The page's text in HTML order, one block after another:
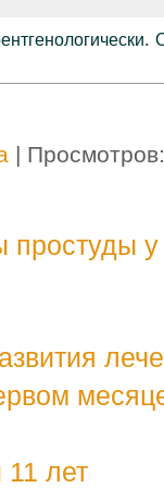
|
простуды у
лет